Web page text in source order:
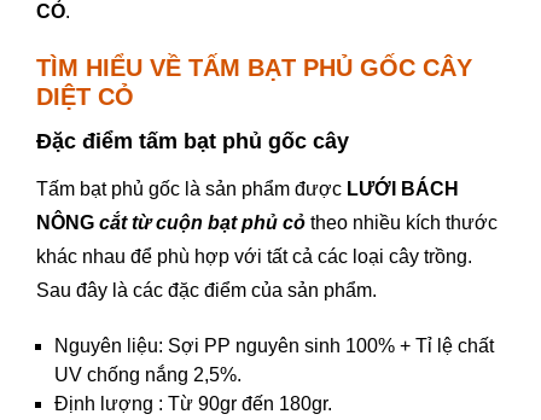
CỎ.
TÌM HIỂU VỀ TẤM BẠT PHỦ GỐC CÂY
DIỆT CỎ
Đặc điểm tấm bạt phủ gốc cây
Tấm bạt phủ gốc là sản phẩm được LƯỚI BÁCH
NÔNG cắt từ cuộn bạt phủ cỏ theo nhiều kích thước
khác nhau để phù hợp với tất cả các loại cây trồng.
Sau đây là các đặc điểm của sản phẩm.
Nguyên liệu: Sợi PP nguyên sinh 100% + Tỉ lệ chất
UV chống nắng 2,5%.
Định lượng : Từ 90gr đến 180gr.